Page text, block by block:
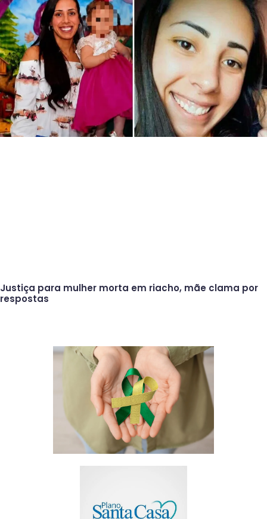
Justiça para mulher morta em riacho, mãe clama por
respostas